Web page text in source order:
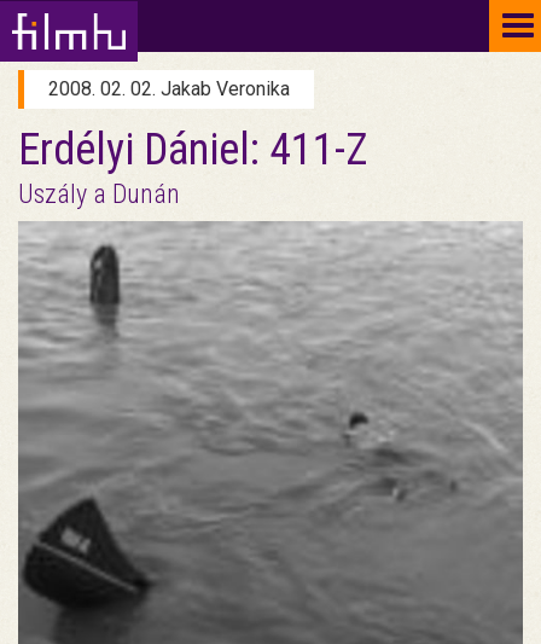
2008. 02. 02. Jakab Veronika
Erdélyi Dániel: 411-Z
Uszály a Dunán